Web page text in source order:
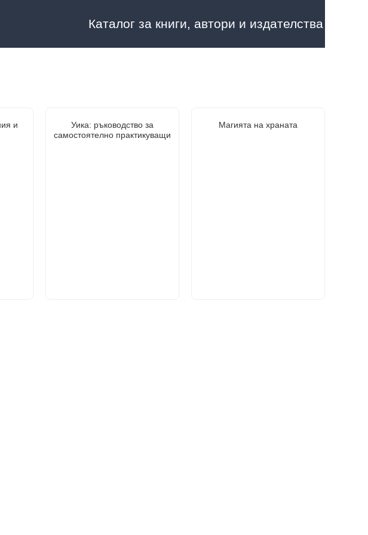
Каталог за книги, автори и издателства
и
Уика: ръководство за
самостоятелно практикуващи
Магията на храната